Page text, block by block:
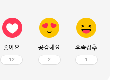
좋아요
12
공감해요
2
후속강추
1